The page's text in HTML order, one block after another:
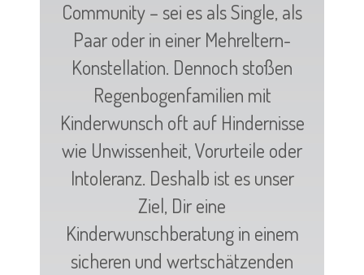
Community – sei es als Single, als
Paar oder in einer Mehreltern-
Konstellation. Dennoch stoßen
Regenbogenfamilien mit
Kinderwunsch oft auf Hindernisse
wie Unwissenheit, Vorurteile oder
Intoleranz. Deshalb ist es unser
Ziel, Dir eine
Kinderwunschberatung in einem
sicheren und wertschätzenden